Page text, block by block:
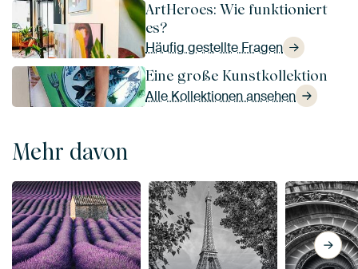
ArtHeroes: Wie funktioniert
es?
Häufig gestellte Fragen
Eine große Kunstkollektion
Alle Kollektionen ansehen
Mehr davon